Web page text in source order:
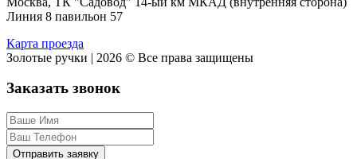
Линия 8 павильон 57
Карта проезда
Золотые ручки | 2026 © Все права защищены
Заказать звонок
Отправить заявку